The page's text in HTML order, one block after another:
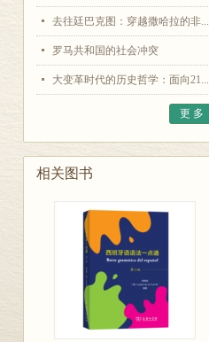
去往廷巴克图：穿越撒哈拉的非...
罗马共和国的社会冲突
大变革时代的历史哲学：面向21...
更 多
相关图书